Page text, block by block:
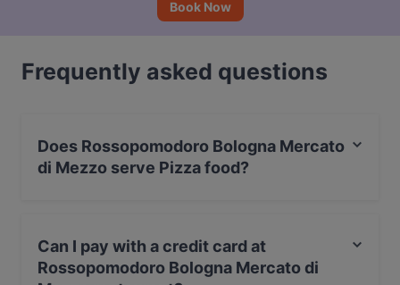
Book Now
Frequently asked questions
Does Rossopomodoro Bologna Mercato
di Mezzo serve Pizza food?
food.
Can I pay with a credit card at
Rossopomodoro Bologna Mercato di